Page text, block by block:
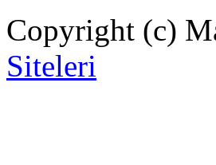
Copyright (c)
Siteleri